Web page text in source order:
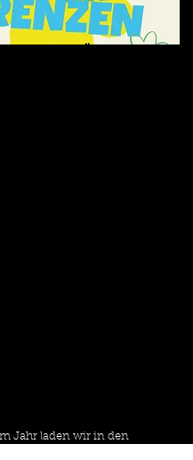
Jahr laden wir in den